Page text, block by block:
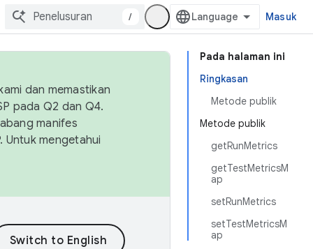
/ Masuk
Pada halaman ini
Ringkasan
Metode publik
Metode publik
getRunMetrics
getTestMetricsM
ap
setRunMetrics
setTestMetricsM
ap
dan memastikan
pada Q2 dan Q4.
manifes
Untuk mengetahui